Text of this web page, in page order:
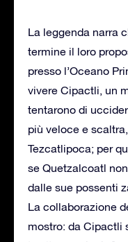
La leggenda narra
termine il loro
presso l’Oceano
vivere Cipactli, un
tentarono di
più veloce e
Tezcatlipoca; per
se Quetzalcoatl
dalle sue possenti
La collaborazione
mostro: da Cipactli